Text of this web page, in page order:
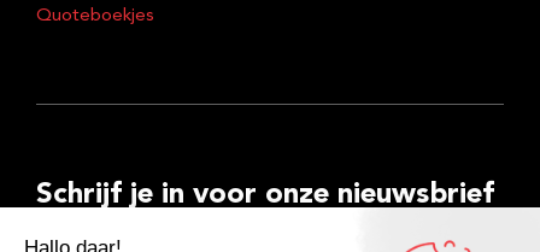
Quoteboekjes
Schrijf je in voor onze nieuwsbrief